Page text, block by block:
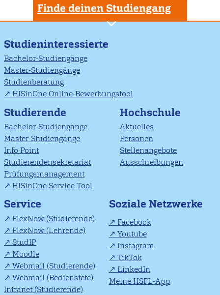
Finde deinen Studiengang
Studieninteressierte
Bachelor-Studiengänge
Master-Studiengänge
Studienberatung
HISinOne Online-Bewerbungstool
Studierende
Bachelor-Studiengänge
Master-Studiengänge
Info Point
Studierendensekretariat
Prüfungsmanagement
HISinOne Service Tool
Hochschule
Aktuelles
Personen
Stellenangebote
Ausschreibungen
Service
FlexNow (Studierende)
FlexNow (Lehrende)
StudIP
Moodle
Webmail (Studierende)
Webmail (Bedienstete)
Intranet (Studierende)
Soziale Netzwerke
Facebook
Youtube
Instagram
TikTok
LinkedIn
Meine HSFL-App